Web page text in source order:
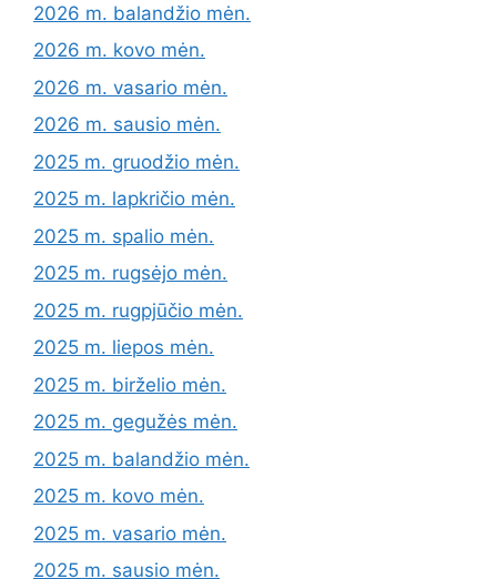
2026 m. balandžio mėn.
2026 m. kovo mėn.
2026 m. vasario mėn.
2026 m. sausio mėn.
2025 m. gruodžio mėn.
2025 m. lapkričio mėn.
2025 m. spalio mėn.
2025 m. rugsėjo mėn.
2025 m. rugpjūčio mėn.
2025 m. liepos mėn.
2025 m. birželio mėn.
2025 m. gegužės mėn.
2025 m. balandžio mėn.
2025 m. kovo mėn.
2025 m. vasario mėn.
2025 m. sausio mėn.